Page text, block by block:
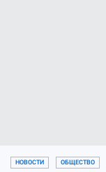
НОВОСТИ ОБЩЕСТВО